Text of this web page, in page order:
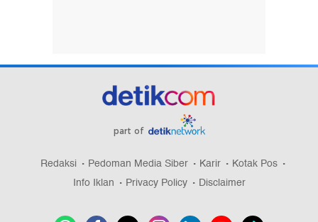
part of
Redaksi Pedoman Media Siber Karir
Kotak Pos
Info Iklan
Privacy Policy Disclaimer